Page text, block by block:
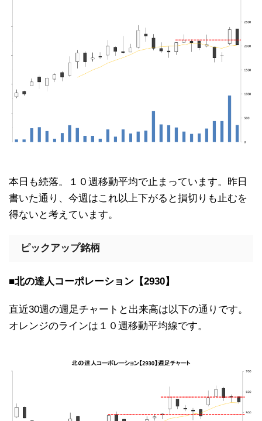
本日も続落。１０週移動平均で止まっています。昨日
書いた通り、今週はこれ以上下がると損切りも止むを
得ないと考えています。
ピックアップ銘柄
■北の達人コーポレーション【2930】
直近30週の週足チャートと出来高は以下の通りです。
オレンジのラインは１０週移動平均線です。